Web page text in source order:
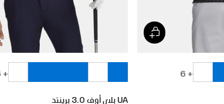
+ 6
+ 6
UA بلاي أوف 3.0 برينتد